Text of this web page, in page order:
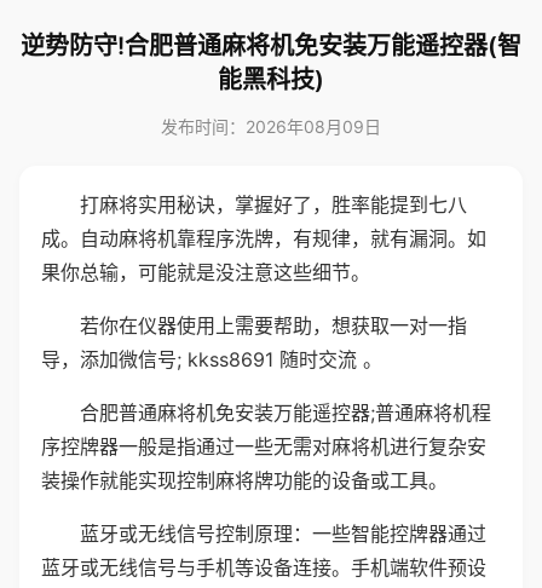
逆势防守!合肥普通麻将机免安装万能遥控器(智
能黑科技)
发布时间：2026年08月09日
打麻将实用秘诀，掌握好了，胜率能提到七八
成。自动麻将机靠程序洗牌，有规律，就有漏洞。如
果你总输，可能就是没注意这些细节。
若你在仪器使用上需要帮助，想获取一对一指
导，添加微信号; kkss8691 随时交流 。
合肥普通麻将机免安装万能遥控器;普通麻将机程
序控牌器一般是指通过一些无需对麻将机进行复杂安
装操作就能实现控制麻将牌功能的设备或工具。
蓝牙或无线信号控制原理：一些智能控牌器通过
蓝牙或无线信号与手机等设备连接。手机端软件预设